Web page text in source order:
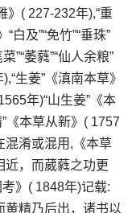
》( 227-232年),“重
“白及”“免竹”“垂珠”
”“萎蕤”“仙人余粮”
生姜”《滇南本草》
年)“山生姜”《本
《本草从新》( 1757
混淆或混用,《本草
近，而葳蕤之功更
》( 1848年)记载:
黄精乃后出，诸书以